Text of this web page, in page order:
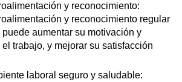
y reconocimiento:
y reconocimiento regular
aumentar su motivación y
trabajo, y mejorar su satisfacción
laboral seguro y saludable: